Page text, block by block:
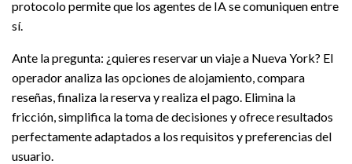
protocolo permite que los agentes de IA se comuniquen entre
sí.
Ante la pregunta: ¿quieres reservar un viaje a Nueva York? El
operador analiza las opciones de alojamiento, compara
reseñas, finaliza la reserva y realiza el pago. Elimina la
fricción, simplifica la toma de decisiones y ofrece resultados
perfectamente adaptados a los requisitos y preferencias del
usuario.